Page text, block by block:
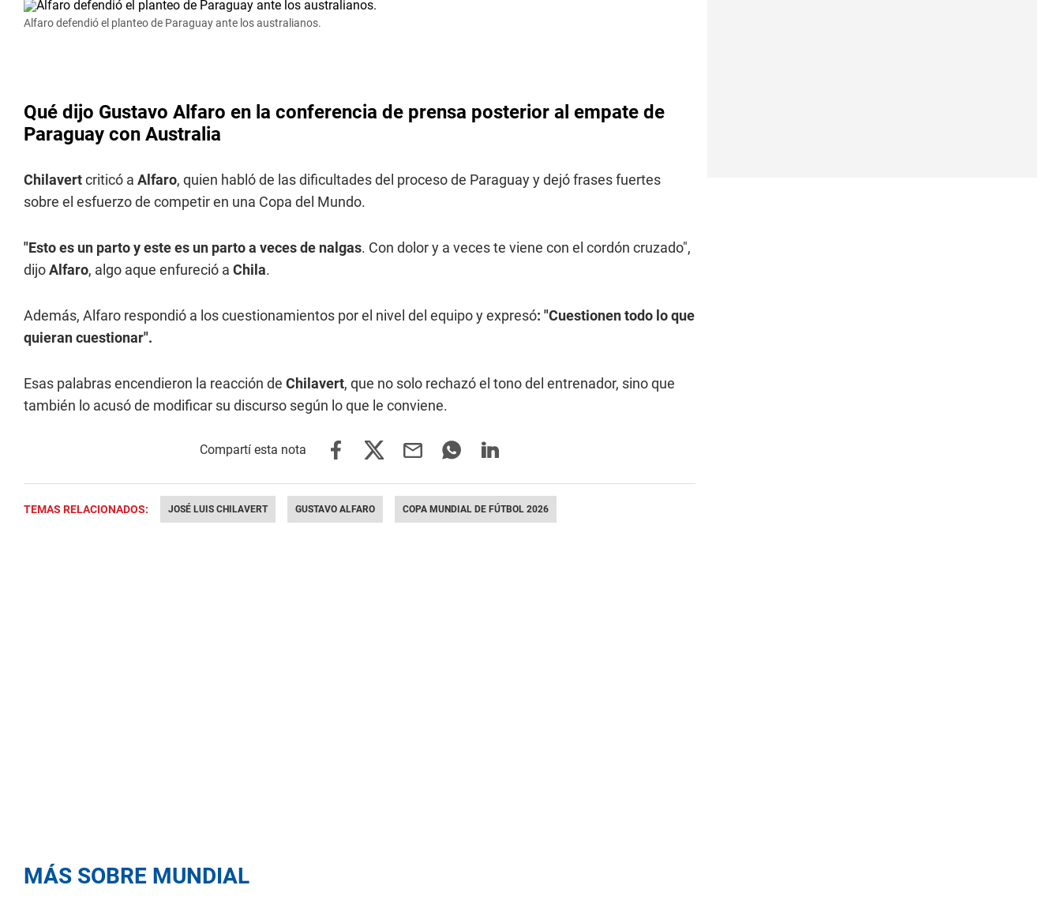
Alfaro defendió el planteo de Paraguay ante los australianos.
Qué dijo Gustavo Alfaro en la conferencia de prensa posterior al empate de
Paraguay con Australia
Chilavertcriticó a Alfaro, quien habló de las dificultades del proceso de Paraguay y dejó frases fuertes
sobre el esfuerzo de competir en una Copa del Mundo.
"Esto es un parto y este es un parto a veces de nalgas. Con dolor y a veces te viene con el cordón cruzado",
dijoAlfaro, algo aque enfureció a Chila.
Además, Alfaro respondió a los cuestionamientos por el nivel del equipo y expresó: "Cuestionen todo lo que
quieran cuestionar".
Esas palabras encendieron la reacción de Chilavert, que no solo rechazó el tono del entrenador, sino que
también lo acusó de modificar su discurso según lo que le conviene.
TEMAS RELACIONADOS: JOSÉ LUIS CHILAVERT GUSTAVO ALFARO COPA MUNDIAL DE FÚTBOL 2026
MÁS SOBRE MUNDIAL